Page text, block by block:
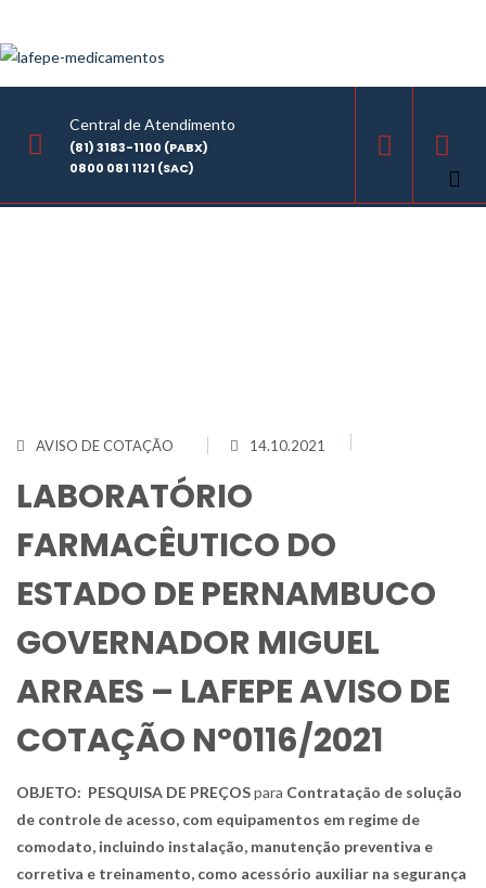
Central de Atendimento
(81) 3183-1100 (PABX)
0800 081 1121 (SAC)
AVISO DE COTAÇÃO 14.10.2021
LABORATÓRIO
FARMACÊUTICO DO
ESTADO DE PERNAMBUCO
GOVERNADOR MIGUEL
ARRAES – LAFEPE AVISO DE
COTAÇÃO Nº0116/2021
OBJETO: PESQUISA DE PREÇOSpara Contratação de solução
de controle de acesso, com equipamentos em regime de
comodato, incluindo instalação, manutenção preventiva e
corretiva e treinamento, como acessório auxiliar na segurança